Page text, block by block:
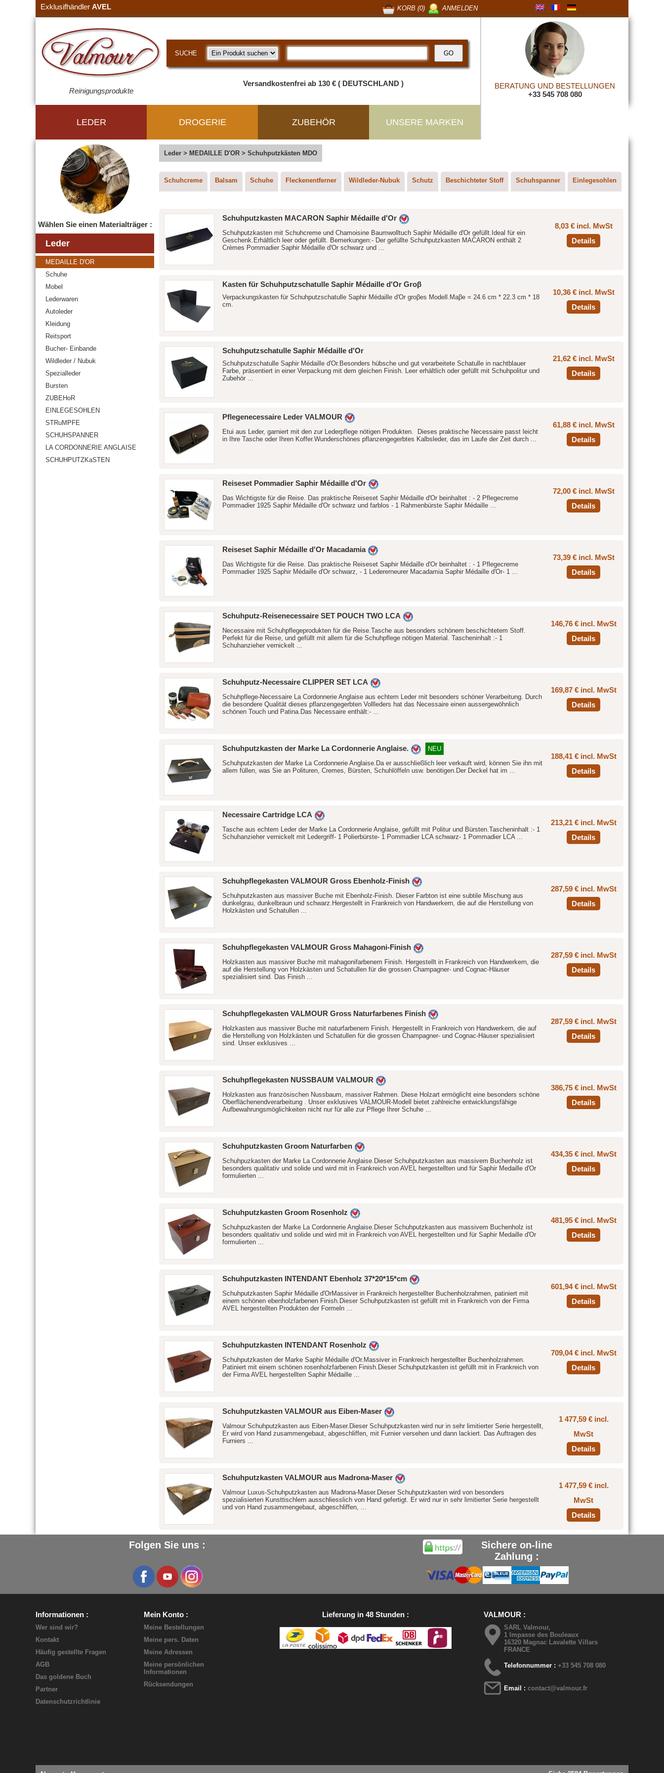
Exklusifhändler AVEL ANMELDEN
KORB (0)
Reinigungsprodukte
SUCHE
Versandkostenfrei ab 130 € ( DEUTSCHLAND )
BERATUNG UND BESTELLUNGEN
+33 545 708 080
LEDER DROGERIE ZUBEHÖR UNSERE MARKEN
Wählen Sie einen Materialträger :
Leder
MEDAILLE D'OR
Schuhe
Mobel
Lederwaren
Autoleder
Kleidung
Reitsport
Bucher- Einbande
Wildleder / Nubuk
Spezialleder
Bursten
ZUBEHoR
EINLEGESOHLEN
STRuMPFE
SCHUHSPANNER
LA CORDONNERIE ANGLAISE
SCHUHPUTZKaSTEN
Leder > MEDAILLE D'OR > Schuhputzkästen MDO
Schuhcreme Balsam Schuhe Fleckenentferner Wildleder-Nubuk Schutz Beschichteter Stoff Schuhspanner Einlegesohlen
Schuhputzkasten MACARON Saphir Médaille d'Or
Schuhputzkasten mit Schuhcreme und Chamoisine Baumwolltuch Saphir Médaille d'Or gefüllt.Ideal für ein
Geschenk.Erhältlich leer oder gefüllt. Bemerkungen:- Der gefüllte Schuhputzkasten MACARON enthält 2
Crèmes Pommadier Saphir Médaille d'Or schwarz und ...
8,03 € incl. MwSt
Details
Kasten für Schuhputzschatulle Saphir Médaille d'Or Groβ
Verpackungskasten für Schuhputzschatulle Saphir Médaille d'Or groβes Modell.Maβe = 24.6 cm * 22.3 cm * 18
cm.
10,36 € incl. MwSt
Details
Schuhputzschatulle Saphir Médaille d'Or
Schuhputzschatulle Saphir Médaille d'Or.Besonders hübsche und gut verarbeitete Schatulle in nachtblauer
Farbe, präsentiert in einer Verpackung mit dem gleichen Finish. Leer erhältlich oder gefüllt mit Schuhpolitur und
Zubehör ...
21,62 € incl. MwSt
Details
Pflegenecessaire Leder VALMOUR
Etui aus Leder, garniert mit den zur Lederpflege nötigen Produkten. Dieses praktische Necessaire passt leicht
in Ihre Tasche oder Ihren Koffer.Wunderschönes pflanzengegerbtes Kalbsleder, das im Laufe der Zeit durch ...
61,88 € incl. MwSt
Details
Reiseset Pommadier Saphir Médaille d'Or
Das Wichtigste für die Reise. Das praktische Reiseset Saphir Médaille d'Or beinhaltet : - 2 Pflegecreme
Pommadier 1925 Saphir Médaille d'Or schwarz und farblos - 1 Rahmenbürste Saphir Médaille ...
72,00 € incl. MwSt
Details
Reiseset Saphir Médaille d'Or Macadamia
Das Wichtigste für die Reise. Das praktische Reiseset Saphir Médaille d'Or beinhaltet : - 1 Pflegecreme
Pommadier 1925 Saphir Médaille d'Or schwarz, - 1 Ledererneurer Macadamia Saphir Médaille d'Or- 1 ...
73,39 € incl. MwSt
Details
Schuhputz-Reisenecessaire SET POUCH TWO LCA
Necessaire mit Schuhpflegeprodukten für die Reise.Tasche aus besonders schönem beschichtetem Stoff.
Perfekt für die Reise, und gefüllt mit allem für die Schuhpflege nötigen Material. Tascheninhalt :- 1
Schuhanzieher vernickelt ...
146,76 € incl. MwSt
Details
Schuhputz-Necessaire CLIPPER SET LCA
Schuhpflege-Necessaire La Cordonnerie Anglaise aus echtem Leder mit besonders schöner Verarbeitung. Durch
die besondere Qualität dieses pflanzengegerbten Vollleders hat das Necessaire einen aussergewöhnlich
schönen Touch und Patina.Das Necessaire enthält:- ...
169,87 € incl. MwSt
Details
Schuhputzkasten der Marke La Cordonnerie Anglaise.
NEU
Schuhputzkasten der Marke La Cordonnerie Anglaise.Da er ausschließlich leer verkauft wird, können Sie ihn mit
allem füllen, was Sie an Polituren, Cremes, Bürsten, Schuhlöffeln usw. benötigen.Der Deckel hat im ...
188,41 € incl. MwSt
Details
Necessaire Cartridge LCA
Tasche aus echtem Leder der Marke La Cordonnerie Anglaise, gefüllt mit Politur und Bürsten.Tascheninhalt :- 1
Schuhanzieher vernickelt mit Ledergriff- 1 Polierbürste- 1 Pommadier LCA schwarz- 1 Pommadier LCA ...
213,21 € incl. MwSt
Details
Schuhpflegekasten VALMOUR Gross Ebenholz-Finish
Schuhputzkasten aus massiver Buche mit Ebenholz-Finish. Dieser Farbton ist eine subtile Mischung aus
dunkelgrau, dunkelbraun und schwarz.Hergestellt in Frankreich von Handwerkern, die auf die Herstellung von
Holzkästen und Schatullen ...
287,59 € incl. MwSt
Details
Schuhpflegekasten VALMOUR Gross Mahagoni-Finish
Holzkasten aus massiver Buche mit mahagonifarbenem Finish. Hergestellt in Frankreich von Handwerkern, die
auf die Herstellung von Holzkästen und Schatullen für die grossen Champagner- und Cognac-Häuser
spezialisiert sind. Das Finish ...
287,59 € incl. MwSt
Details
Schuhpflegekasten VALMOUR Gross Naturfarbenes Finish
Holzkasten aus massiver Buche mit naturfarbenem Finish. Hergestellt in Frankreich von Handwerkern, die auf
die Herstellung von Holzkästen und Schatullen für die grossen Champagner- und Cognac-Häuser spezialisiert
sind. Unser exklusives ...
287,59 € incl. MwSt
Details
Schuhpflegekasten NUSSBAUM VALMOUR
Holzkasten aus französischen Nussbaum, massiver Rahmen. Diese Holzart ermöglicht eine besonders schöne
Oberflächenendverarbeitung . Unser exklusives VALMOUR-Modell bietet zahlreiche entwicklungsfähige
Aufbewahrungsmöglichkeiten nicht nur für alle zur Pflege Ihrer Schuhe ...
386,75 € incl. MwSt
Details
Schuhputzkasten Groom Naturfarben
Schuhpuzkasten der Marke La Cordonnerie Anglaise.Dieser Schuhputzkasten aus massivem Buchenholz ist
besonders qualitativ und solide und wird mit in Frankreich von AVEL hergestellten und für Saphir Medaille d'Or
formulierten ...
434,35 € incl. MwSt
Details
Schuhputzkasten Groom Rosenholz
Schuhpuzkasten der Marke La Cordonnerie Anglaise.Dieser Schuhputzkasten aus massivem Buchenholz ist
besonders qualitativ und solide und wird mit in Frankreich von AVEL hergestellten und für Saphir Medaille d'Or
formulierten ...
481,95 € incl. MwSt
Details
Schuhputzkasten INTENDANT Ebenholz 37*20*15*cm
Schuhputzkasten Saphir Médaille d'OrMassiver in Frankreich hergestellter Buchenholzrahmen, patiniert mit
einem schönen ebenholzfarbenen Finish.Dieser Schuhputzkasten ist gefüllt mit in Frankreich von der Firma
AVEL hergestellten Produkten der Formeln ...
601,94 € incl. MwSt
Details
Schuhputzkasten INTENDANT Rosenholz
Schuhputzkasten der Marke Saphir Médaille d'Or.Massiver in Frankreich hergestellter Buchenholzrahmen.
Patiniert mit einem schönen rosenholzfarbenen Finish.Dieser Schuhputzkasten ist gefüllt mit in Frankreich von
der Firma AVEL hergestellten Saphir Médaille ...
709,04 € incl. MwSt
Details
Schuhputzkasten VALMOUR aus Eiben-Maser
Valmour Schuhputzkasten aus Eiben-Maser.Dieser Schuhputzkasten wird nur in sehr limitierter Serie hergestellt,
Er wird von Hand zusammengebaut, abgeschliffen, mit Furnier versehen und dann lackiert. Das Auftragen des
Furniers ...
1 477,59 € incl.
MwSt
Details
Schuhputzkasten VALMOUR aus Madrona-Maser
Valmour Luxus-Schuhputzkasten aus Madrona-Maser.Dieser Schuhputzkasten wird von besonders
spezialisierten Kunsttischlern ausschliesslich von Hand gefertigt. Er wird nur in sehr limitierter Serie hergestellt
und von Hand zusammengebaut, abgeschliffen, ...
1 477,59 € incl.
MwSt
Details
Folgen Sie uns :
Sichere on-line
Zahlung :
Informationen
Wer sind wir?
Kontakt
Häufig gestellte Fragen
AGB
Das goldene Buch
Partner
Datenschutzrichtlinie
Mein Konto
Meine Bestellungen
Meine pers. Daten
Meine Adressen
Meine persönlichen
Informationen
Rücksendungen
Lieferung in 48 Stunden VALMOUR
SARL Valmour,
1 Impasse des Bouleaux
16320 Magnac Lavalette Villars
FRANCE
Telefonnummer :+33 545 708 080
Email :contact@valmour.fr